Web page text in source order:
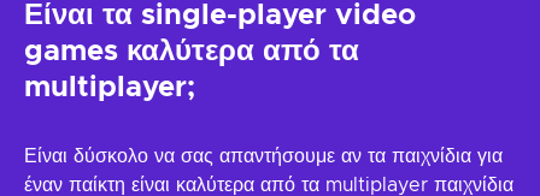
Είναι τα single-player video
games καλύτερα από τα
multiplayer;
Είναι δύσκολο να σας απαντήσουμε αν τα παιχνίδια για
έναν παίκτη είναι καλύτερα από τα multiplayer παιχνίδια